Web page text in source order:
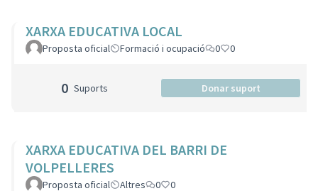
XARXA EDUCATIVA LOCAL
Proposta oficial Formació i ocupació 0 0
0 Suports Donar suport
XARXA EDUCATIVA DEL BARRI DE
VOLPELLERES
Proposta oficial Altres 0 0